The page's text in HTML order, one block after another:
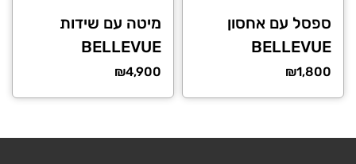
ספסל עם אחסון
BELLEVUE
₪1,800
מיטה עם שידות
BELLEVUE
₪4,900